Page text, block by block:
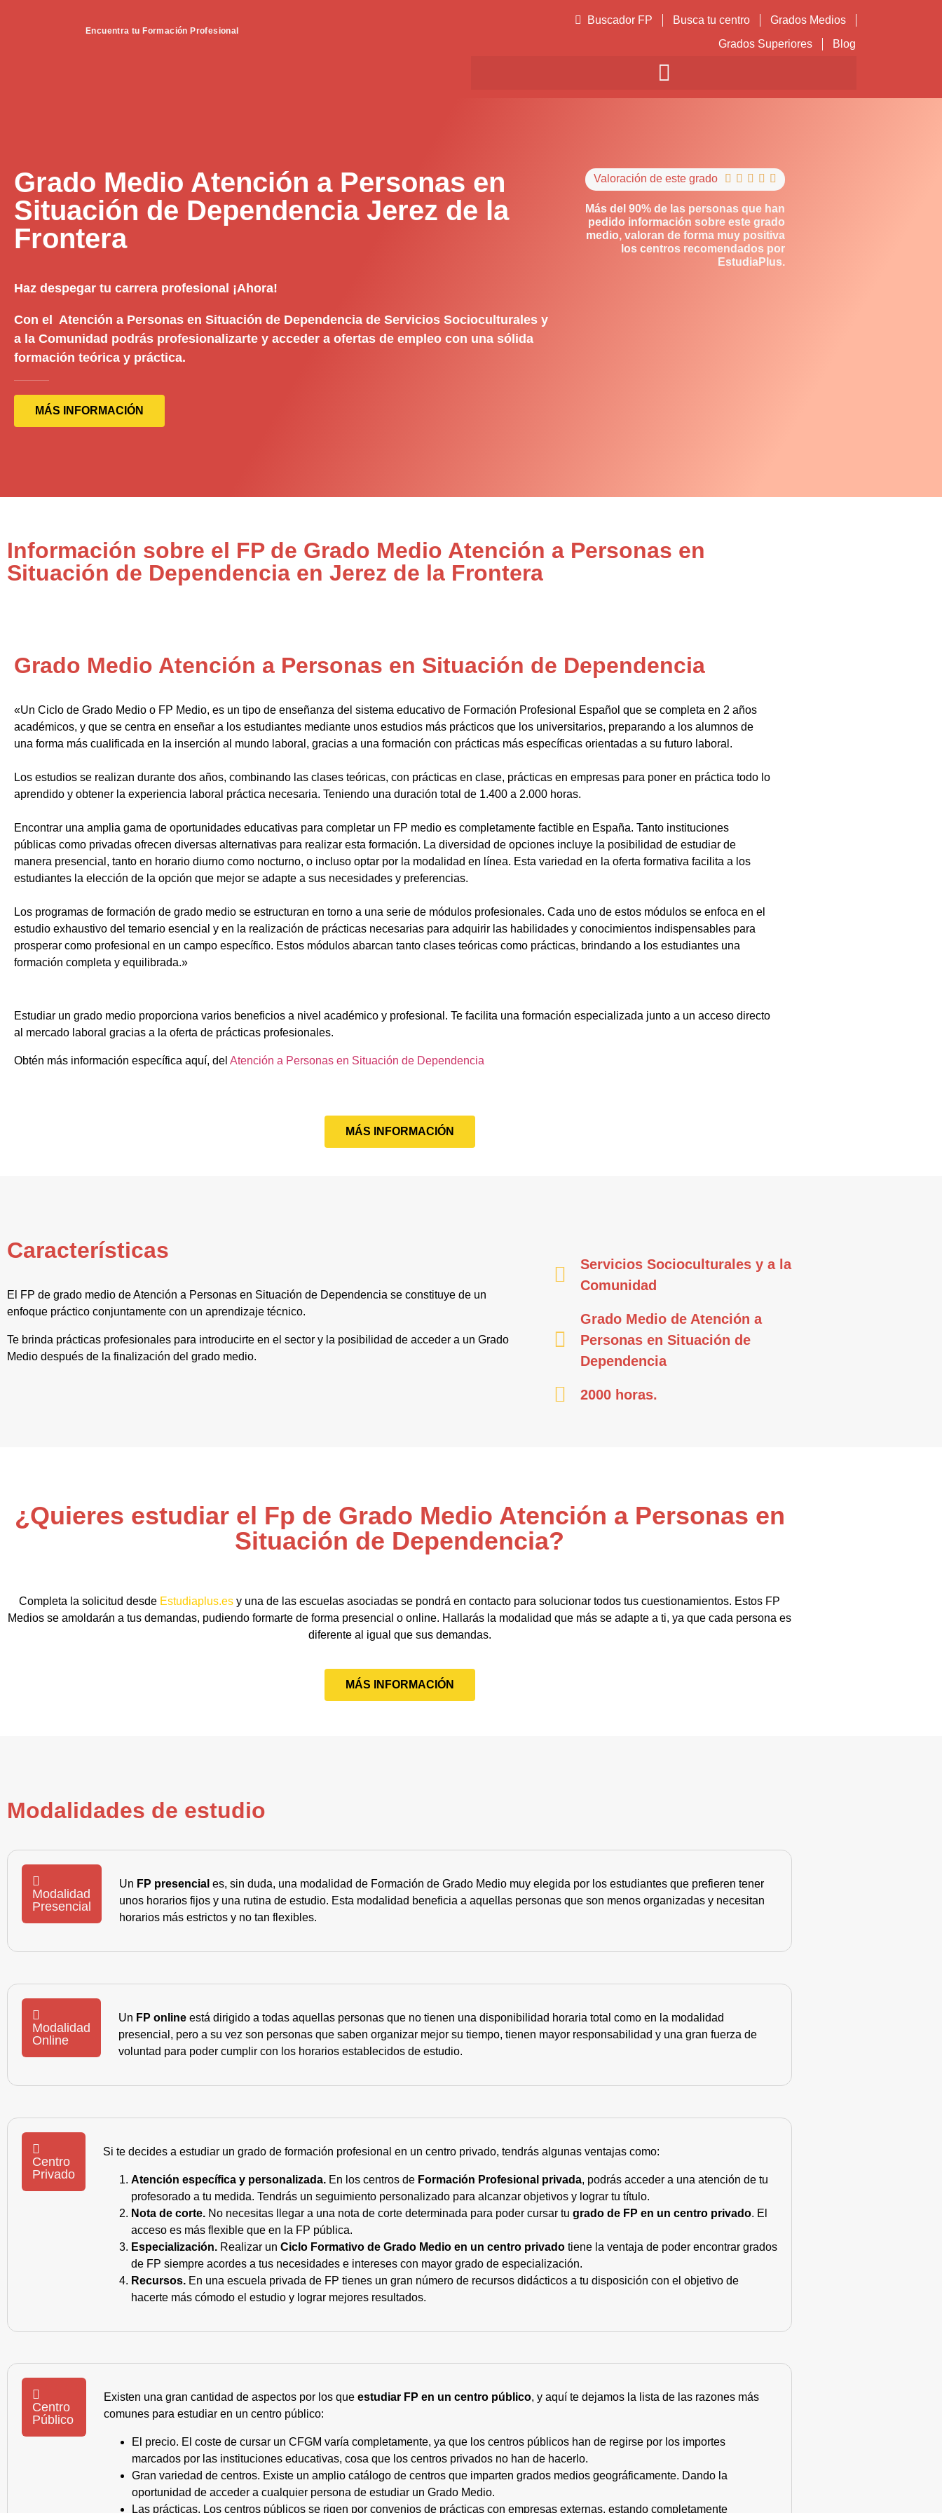
Encuentra tu Formación Profesional
Buscador FP Busca tu centro
Grados Medios
Grados Superiores
Blog
Grado Medio Atención a Personas en
Situación de Dependencia Jerez de la
Frontera
Haz despegar tu carrera profesional ¡Ahora!
Con el Atención a Personas en Situación de Dependencia de Servicios Socioculturales y
a la Comunidad podrás profesionalizarte y acceder a ofertas de empleo con una sólida
formación teórica y práctica.
MÁS INFORMACIÓN
Valoración de este grado     
Más del 90% de las personas que han
pedido información sobre este grado
medio, valoran de forma muy positiva
los centros recomendados por
EstudiaPlus.
Información sobre el FP de Grado Medio Atención a Personas en
Situación de Dependencia en Jerez de la Frontera
Grado Medio Atención a Personas en Situación de Dependencia
«Un Ciclo de Grado Medio o FP Medio, es un tipo de enseñanza del sistema educativo de Formación Profesional Español que se completa en 2 años
académicos, y que se centra en enseñar a los estudiantes mediante unos estudios más prácticos que los universitarios, preparando a los alumnos de
una forma más cualificada en la inserción al mundo laboral, gracias a una formación con prácticas más específicas orientadas a su futuro laboral.
Los estudios se realizan durante dos años, combinando las clases teóricas, con prácticas en clase, prácticas en empresas para poner en práctica todo lo
aprendido y obtener la experiencia laboral práctica necesaria. Teniendo una duración total de 1.400 a 2.000 horas.
Encontrar una amplia gama de oportunidades educativas para completar un FP medio es completamente factible en España. Tanto instituciones
públicas como privadas ofrecen diversas alternativas para realizar esta formación. La diversidad de opciones incluye la posibilidad de estudiar de
manera presencial, tanto en horario diurno como nocturno, o incluso optar por la modalidad en línea. Esta variedad en la oferta formativa facilita a los
estudiantes la elección de la opción que mejor se adapte a sus necesidades y preferencias.
Los programas de formación de grado medio se estructuran en torno a una serie de módulos profesionales. Cada uno de estos módulos se enfoca en el
estudio exhaustivo del temario esencial y en la realización de prácticas necesarias para adquirir las habilidades y conocimientos indispensables para
prosperar como profesional en un campo específico. Estos módulos abarcan tanto clases teóricas como prácticas, brindando a los estudiantes una
formación completa y equilibrada.»
Estudiar un grado medio proporciona varios beneficios a nivel académico y profesional. Te facilita una formación especializada junto a un acceso directo
al mercado laboral gracias a la oferta de prácticas profesionales.
Obtén más información específica aquí, del Atención a Personas en Situación de Dependencia
MÁS INFORMACIÓN
Características
El FP de grado medio de Atención a Personas en Situación de Dependencia se constituye de un
enfoque práctico conjuntamente con un aprendizaje técnico.
Te brinda prácticas profesionales para introducirte en el sector y la posibilidad de acceder a un Grado
Medio después de la finalización del grado medio.
Servicios Socioculturales y a la
Comunidad
Grado Medio de Atención a
Personas en Situación de
Dependencia
2000 horas.
¿Quieres estudiar el Fp de Grado Medio Atención a Personas en
Situación de Dependencia?
Completa la solicitud desde Estudiaplus.es y una de las escuelas asociadas se pondrá en contacto para solucionar todos tus cuestionamientos. Estos FP
Medios se amoldarán a tus demandas, pudiendo formarte de forma presencial o online. Hallarás la modalidad que más se adapte a ti, ya que cada persona es
diferente al igual que sus demandas.
MÁS INFORMACIÓN
Modalidades de estudio
Modalidad
Presencial
Un FP presencial es, sin duda, una modalidad de Formación de Grado Medio muy elegida por los estudiantes que prefieren tener
unos horarios fijos y una rutina de estudio. Esta modalidad beneficia a aquellas personas que son menos organizadas y necesitan
horarios más estrictos y no tan flexibles.
Modalidad
Online
Un FP online está dirigido a todas aquellas personas que no tienen una disponibilidad horaria total como en la modalidad
presencial, pero a su vez son personas que saben organizar mejor su tiempo, tienen mayor responsabilidad y una gran fuerza de
voluntad para poder cumplir con los horarios establecidos de estudio.
Centro
Privado
Si te decides a estudiar un grado de formación profesional en un centro privado, tendrás algunas ventajas como:
Atención específica y personalizada. En los centros de Formación Profesional privada, podrás acceder a una atención de tu
profesorado a tu medida. Tendrás un seguimiento personalizado para alcanzar objetivos y lograr tu título.
Nota de corte. No necesitas llegar a una nota de corte determinada para poder cursar tu grado de FP en un centro privado. El
acceso es más flexible que en la FP pública.
Especialización. Realizar un Ciclo Formativo de Grado Medio en un centro privado tiene la ventaja de poder encontrar grados
de FP siempre acordes a tus necesidades e intereses con mayor grado de especialización.
Recursos. En una escuela privada de FP tienes un gran número de recursos didácticos a tu disposición con el objetivo de
hacerte más cómodo el estudio y lograr mejores resultados.
Centro
Público
Existen una gran cantidad de aspectos por los queestudiar FP en un centro público, y aquí te dejamos la lista de las razones más
comunes para estudiar en un centro público:
El precio. El coste de cursar un CFGM varía completamente, ya que los centros públicos han de regirse por los importes
marcados por las instituciones educativas, cosa que los centros privados no han de hacerlo.
Gran variedad de centros. Existe un amplio catálogo de centros que imparten grados medios geográficamente. Dando la
oportunidad de acceder a cualquier persona de estudiar un Grado Medio.
Las prácticas. Los centros públicos se rigen por convenios de prácticas con empresas externas, estando completamente